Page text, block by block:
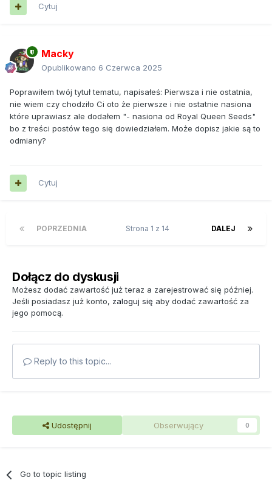
Cytuj
Macky
Opublikowano 6 Czerwca 2025
Poprawiłem twój tytuł tematu, napisałeś: Pierwsza i nie ostatnia,
nie wiem czy chodziło Ci oto że pierwsze i nie ostatnie nasiona
które uprawiasz ale dodałem "- nasiona od Royal Queen Seeds"
bo z treści postów tego się dowiedziałem. Może dopisz jakie są to
odmiany?
Cytuj
POPRZEDNIA DALEJ
Strona 1 z 14
Dołącz do dyskusji
Możesz dodać zawartość już teraz a zarejestrować się później.
Jeśli posiadasz już konto, zaloguj się aby dodać zawartość za
jego pomocą.
Reply to this topic...
Udostępnij Obserwujący 0
Go to topic listing